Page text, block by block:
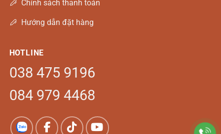
Chính sách thanh toán
Hướng dẫn đặt hàng
HOTLINE
038 475 9196
084 979 4468